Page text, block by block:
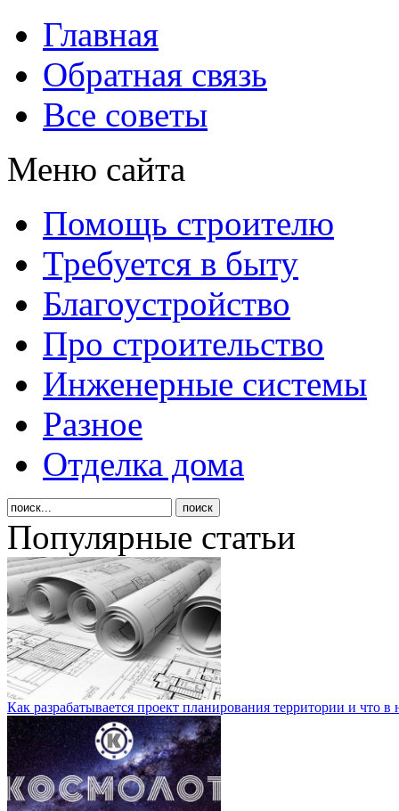
Главная
Обратная связь
Все советы
Меню сайта
Помощь строителю
Требуется в быту
Благоустройство
Про строительство
Инженерные системы
Разное
Отделка дома
Популярные статьи
Как разрабатывается проект планирования территории и что в